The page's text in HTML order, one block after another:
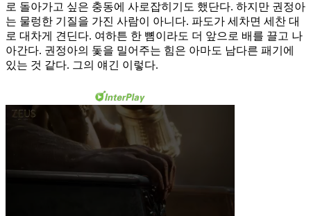
로 돌아가고 싶은 충동에 사로잡히기도 했단다. 하지만 권정아
는 물렁한 기질을 가진 사람이 아니다. 파도가 세차면 세찬 대
로 대차게 견딘다. 여하튼 한 뼘이라도 더 앞으로 배를 끌고 나
아간다. 권정아의 돛을 밀어주는 힘은 아마도 남다른 패기에
있는 것 같다. 그의 얘긴 이렇다.